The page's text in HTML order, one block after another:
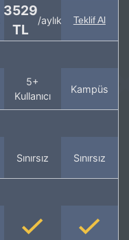
3529
TL
/aylık Teklif Al
5+
Kullanıcı
Kampüs
Sınırsız Sınırsız